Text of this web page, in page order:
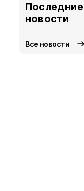
Последние
новости
Все новости